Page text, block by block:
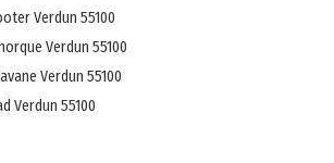
Verdun 55100
Verdun 55100
Verdun 55100
Verdun 55100